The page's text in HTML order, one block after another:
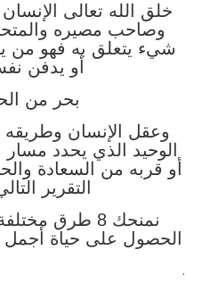
خلق الله تعالى
وصاحب مصيره
شيء يتعلق به فهو من
أو يدفن
بحر من
وعقل الإنسان وطريقه
الوحيد الذي يحدد
أو قربه من السعادة
التقرير
نمنحك 8 طرق
الحصول على حياة أجمل
.